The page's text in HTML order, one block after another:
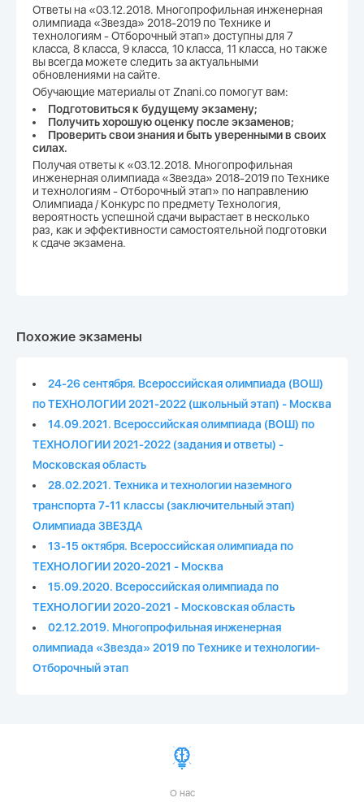
Ответы на «03.12.2018. Многопрофильная инженерная
олимпиада «Звезда» 2018-2019 по Технике и
технологиям - Отборочный этап» доступны для 7
класса, 8 класса, 9 класса, 10 класса, 11 класса, но также
вы всегда можете следить за актуальными
обновлениями на сайте.
Обучающие материалы от Znani.co помогут вам:
Подготовиться к будущему экзамену;
Получить хорошую оценку после экзаменов;
Проверить свои знания и быть уверенными в своих
силах.
Получая ответы к «03.12.2018. Многопрофильная
инженерная олимпиада «Звезда» 2018-2019 по Технике
и технологиям - Отборочный этап» по направлению
Олимпиада / Конкурс по предмету Технология,
вероятность успешной сдачи вырастает в несколько
раз, как и эффективности самостоятельной подготовки
к сдаче экзамена.
Похожие экзамены
24-26 сентября. Всероссийская олимпиада (ВОШ)
по ТЕХНОЛОГИИ 2021-2022 (школьный этап) - Москва
14.09.2021. Всероссийская олимпиада (ВОШ) по
ТЕХНОЛОГИИ 2021-2022 (задания и ответы) -
Московская область
28.02.2021. Техника и технологии наземного
транспорта 7-11 классы (заключительный этап)
Олимпиада ЗВЕЗДА
13-15 октября. Всероссийская олимпиада по
ТЕХНОЛОГИИ 2020-2021 - Москва
15.09.2020. Всероссийская олимпиада по
ТЕХНОЛОГИИ 2020-2021 - Московская область
02.12.2019. Многопрофильная инженерная
олимпиада «Звезда» 2019 по Технике и технологии-
Отборочный этап
О нас